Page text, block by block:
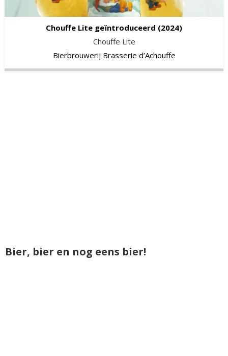
Chouffe Lite geïntroduceerd (2024)
Chouffe Lite
Bierbrouwerij Brasserie d’Achouffe
Bier, bier en nog eens bier!